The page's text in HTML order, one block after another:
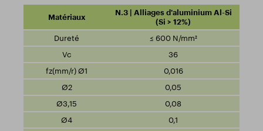
N.3 | Alliages d'aluminium Al-Si
(Si > 12%)
≤ 600 N/mm²
36
0,016
0,05
0,08
0,1